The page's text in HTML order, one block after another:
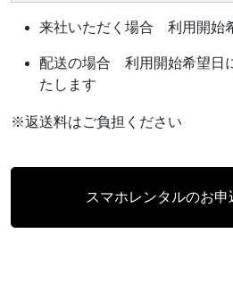
来社いただく場合 利用開始
配送の場合 利用開始希望日
たします
※返送料はご負担ください
スマホレンタルのお申